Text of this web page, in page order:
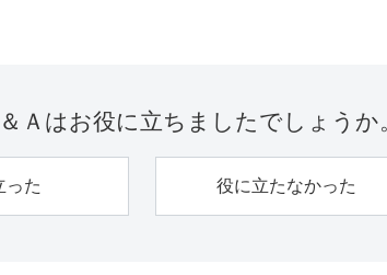
Ａは お役に立ちましたでしょうか
った 役に立たなかった